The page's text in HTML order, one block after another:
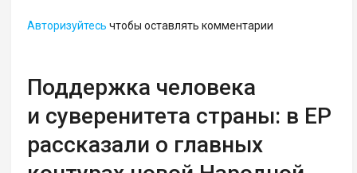
Авторизуйтесь чтобы оставлять комментарии
Поддержка человека
и суверенитета страны: в ЕР
рассказали о главных